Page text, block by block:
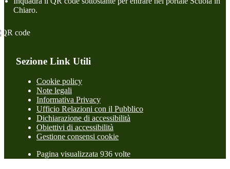
Chiaro.
Sezione Link Utili
Cookie policy
Note legali
Informativa Privacy
Ufficio Relazioni con il Pubblico
Dichiarazione di accessibilità
Obiettivi di accessibilità
Gestione consensi cookie
Pagina visualizzata 936 volte